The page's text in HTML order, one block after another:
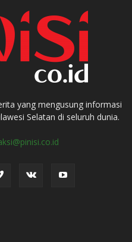
yang mengusung informasi
Selatan di seluruh dunia.